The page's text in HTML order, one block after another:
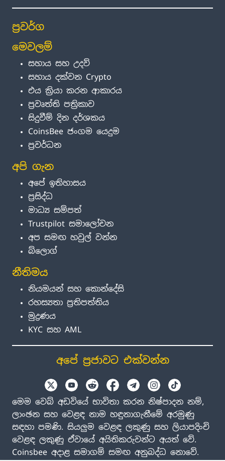
ප්‍රවර්ග
මෙවලම්
සහාය සහ උදව්
සහාය දක්වන Crypto
එය ක්‍රියා කරන ආකාරය
ප්‍රවෘත්ති පත්‍රිකාව
සිදුවීම් දින දර්ශකය
CoinsBee ජංගම යෙදුම
ප්‍රවර්ධන
අපි ගැන
අපේ ඉතිහාසය
ප්‍රසිද්ධ
මාධ්‍ය සම්පත්
Trustpilot සමාලෝචන
අප සමඟ හවුල් වන්න
බ්ලොග්
නීතිමය
නියමයන් සහ කොන්දේසි
රහස්‍යතා ප්‍රතිපත්තිය
මුද්‍රණය
KYC සහ AML
අපේ ප්‍රජාවට එක්වන්න
මෙම වෙබ් අඩවියේ භාවිතා කරන නිෂ්පාදන නම්,
ලාංඡන සහ වෙළඳ නාම හඳුනාගැනීමේ අරමුණු
සඳහා පමණි. සියලුම වෙළඳ ලකුණු සහ ලියාපදිංචි
වෙළඳ ලකුණු ඒවායේ අයිතිකරුවන්ට අයත් වේ.
Coinsbee අදාළ සමාගම් සමඟ අනුබද්ධ නොවේ.